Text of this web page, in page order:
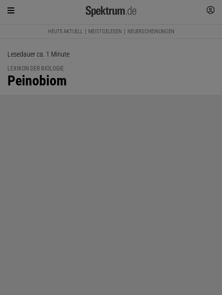
HEUTE AKTUELL MEISTGELESEN NEUERSCHEINUNGEN
Lesedauer ca. 1 Minute
LEXIKON DER BIOLOGIE
:
Peinobiom